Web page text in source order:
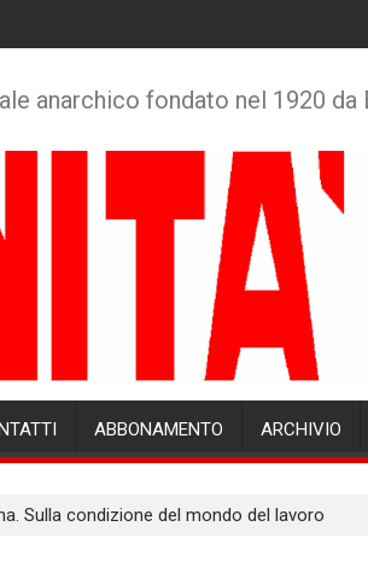
anarchico fondato nel 1920
ABBONAMENTO ARCHIVIO
Sulla condizione del mondo del lavoro